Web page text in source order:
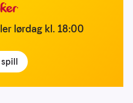
lørdag kl. 18:00
spill